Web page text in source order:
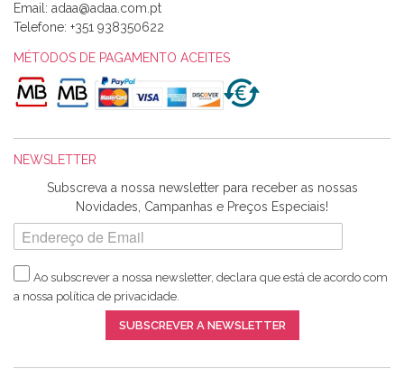
Alexandra Morais
Olá boa Noite. Os meus tecidos chegaram hoje. Muito
obrigada pelo miminho que dá um jeitaço pras minhas linhas
de bordar e não sei o que pões nos tecidos, mas que cheiram
maravilhosamente ... cheiram! :) Muito Obrigada.
Harita a minha encomenda já chegou. :) Muito obrigada pela
rapidez no envio, pela qualidade dos materiais que me
enviaste e pela simpatia de sempre. :)
Catarina Amaro
5 estrelas. Gosto muito do serviço. A Harita Chotalal é muito
Email:
Telefone: +351 938350622
MÉTODOS DE PAGAMENTO ACEITES
NEWSLETTER
Subscreva a nossa newsletter para receber as nossas
Novidades, Campanhas e Preços Especiais!
Ao subscrever a nossa newsletter, declara que está de acordo com
a nossa política de privacidade.
SUBSCREVER A NEWSLETTER